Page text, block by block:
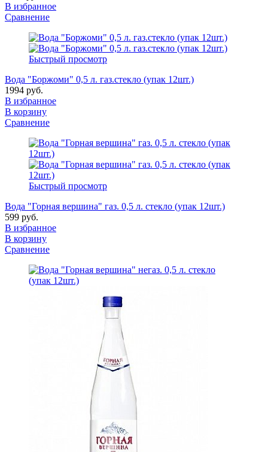
В избранное
Сравнение
Быстрый просмотр
Вода "Боржоми" 0,5 л. газ.стекло (упак 12шт.)
1994 руб.
В избранное
В корзину
Сравнение
Быстрый просмотр
Вода "Горная вершина" газ. 0,5 л. стекло (упак 12шт.)
599 руб.
В избранное
В корзину
Сравнение